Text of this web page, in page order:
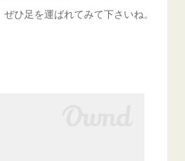
ひ足を運ばれてみて下さいね。